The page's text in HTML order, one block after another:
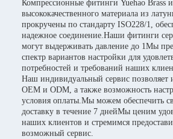
Компрессионные фитинги Yuehao Brass
высококачественного материала из
прокручены по стандарту ISO228/1,
надежное соединение.Наши фитинги
могут выдерживать давление до 1Мы
спектр вариантов настройки для
потребностей и требований наших
Наш индивидуальный сервис позволяет
OEM и ODM, а также возможность
условия оплаты.Мы можем обеспечить
доставку в течение 7 днейМы ценим
наших клиентов и стремимся
возможный сервис.